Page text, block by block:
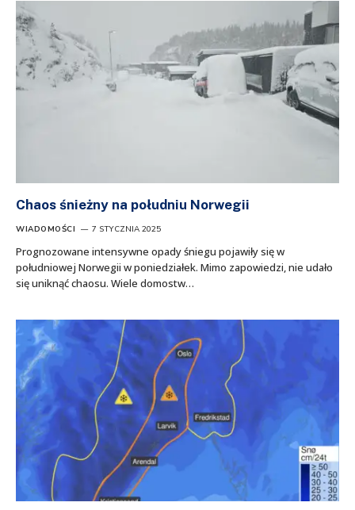
Chaos śnieżny na południu Norwegii
WIADOMOŚCI 7 STYCZNIA 2025
Prognozowane intensywne opady śniegu pojawiły się w
południowej Norwegii w poniedziałek. Mimo zapowiedzi, nie udało
się uniknąć chaosu. Wiele domostw…